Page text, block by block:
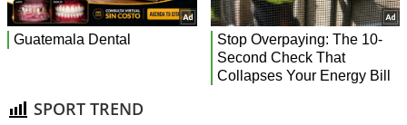
SPORT TREND